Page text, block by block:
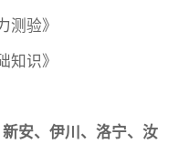
测验》
知识》
安、伊川、洛宁、汝